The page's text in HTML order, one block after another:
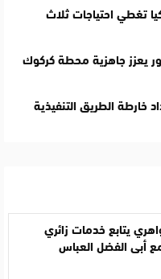
تغطي احتياجات ثلاث
يعزز جاهزية محطة كركوك
خارطة الطريق التنفيذية
يتابع خدمات زائري
أبي الفضل العباس